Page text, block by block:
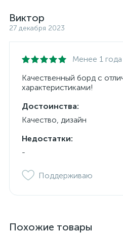
Виктор
27 декабря 2023
Менее 1 года
Качественный борд с
характеристиками!
Достоинства:
Качество, дизайн
Недостатки:
-
Поддерживаю
Похожие товары